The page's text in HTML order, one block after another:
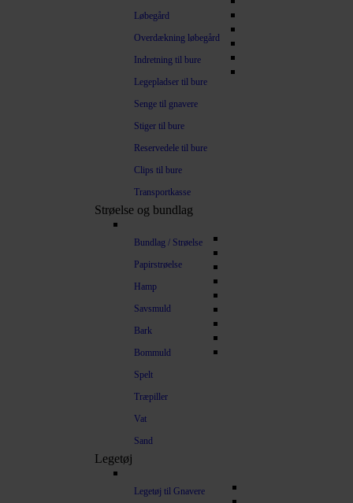
Løbegård
Overdækning løbegård
Indretning til bure
Legepladser til bure
Senge til gnavere
Stiger til bure
Reservedele til bure
Clips til bure
Transportkasse
Strøelse og bundlag
Bundlag / Strøelse
Papirstrøelse
Hamp
Savsmuld
Bark
Bommuld
Spelt
Træpiller
Vat
Sand
Legetøj
Legetøj til Gnavere